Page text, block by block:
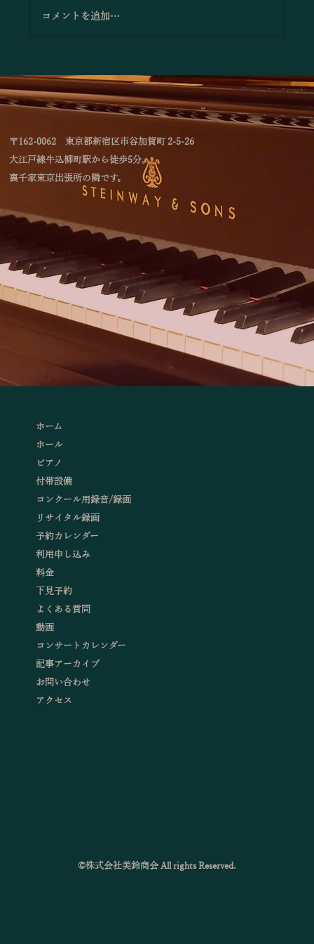
ル Deux piano －対話と共鳴―」のお知
らせ
コメントを追加…
〒162-0062 東京都新宿区市谷加賀町 2-5-26
大江戸線牛込柳町駅から徒歩5分。
裏千家東京出張所の隣です。
ホーム
ホール
ピアノ
付帯設備
コンクール用録音/録画
リサイタル録画
予約カレンダー
利用申し込み
料金
下見予約
よくある質問
動画
コンサートカレンダー
記事アーカイブ
お問い合わせ
アクセス
©株式会社美鈴商会 All rights Reserved.